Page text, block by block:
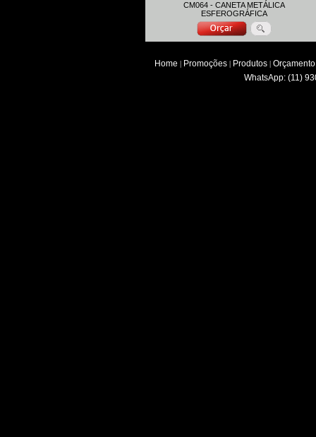
CM064 - CANETA METÁLICA
ESFEROGRÁFICA
Home | Promoções | Produtos | Orçamento
WhatsApp: (11)